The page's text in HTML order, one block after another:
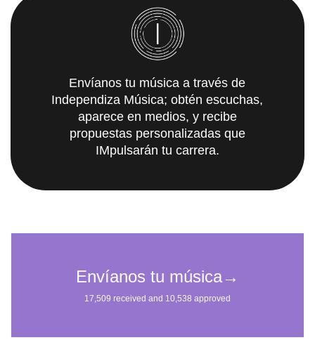
Envíanos tu música a través de
Independiza Música; obtén escuchas,
aparece en medios, y recibe
propuestas personalizadas que
IMpulsarán tu carrera.